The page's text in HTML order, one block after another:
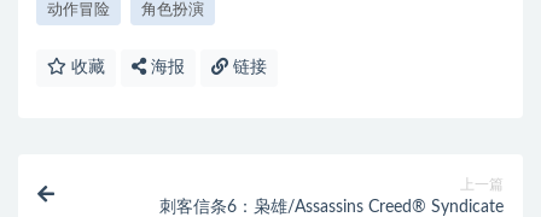
动作冒险 角色扮演
收藏 海报 链接
上一篇
刺客信条6：枭雄/Assassins Creed® Syndicate